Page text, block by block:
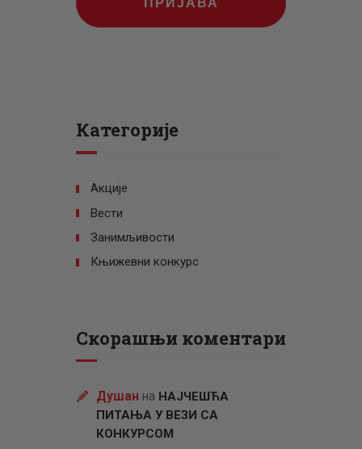
ПРИЈАВА
Категорије
Акције
Вести
Занимљивости
Књижевни конкурс
Скорашњи коментари
Душан на НАЈЧЕШЋА
ПИТАЊА У ВЕЗИ СА
КОНКУРСОМ